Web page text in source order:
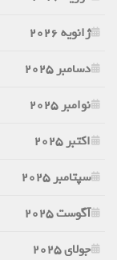
ژانویه 2026
دسامبر 2025
نوامبر 2025
اکتبر 2025
سپتامبر 2025
آگوست 2025
جولای 2025